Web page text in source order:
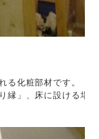
る化粧部材です。
縁」、床に設ける場